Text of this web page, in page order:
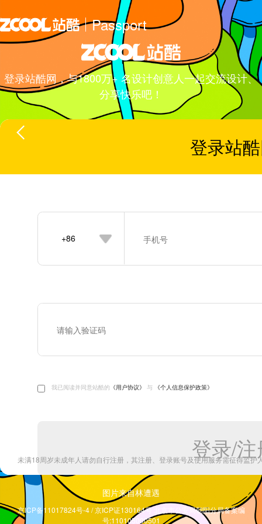
Passport
登录站酷网，与1800万+ 名设计创意人一起交流设计、
分享快乐吧！
图片来自林遭遇
京ICP备11017824号-4 / 京ICP证130164号 北京市公安局朝阳分局备案编
号:110105000501